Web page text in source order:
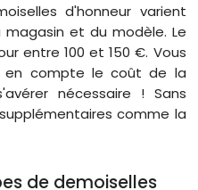
d'honneur varient
et du modèle. Le
entre 100 et 150 €. Vous
en compte le coût de la
nécessaire ! Sans
comme la
de demoiselles